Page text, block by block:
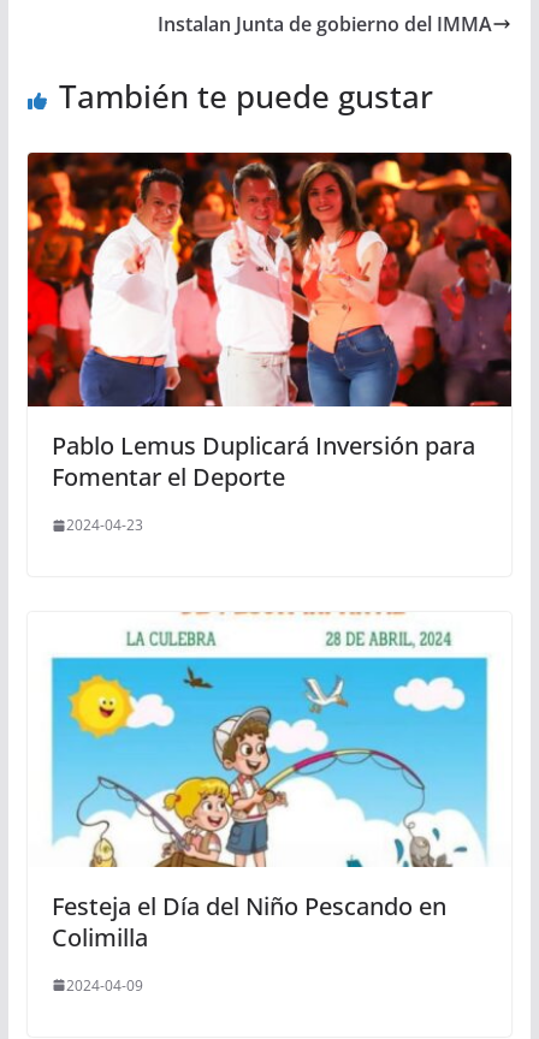
Instalan Junta de gobierno del IMMA
También te puede gustar
Pablo Lemus Duplicará Inversión para
Fomentar el Deporte
2024-04-23
Festeja el Día del Niño Pescando en
Colimilla
2024-04-09